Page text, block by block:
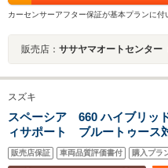
カーセンサーアフター保証が基本プランに付
販売店： ササヤマオートセンター
スズキ
スペーシア 660 ハイブリッ
ィサポート ブルートゥー
スマートキー 両側電動スラ
販売店保証 車両品質評価書付 購入プラ